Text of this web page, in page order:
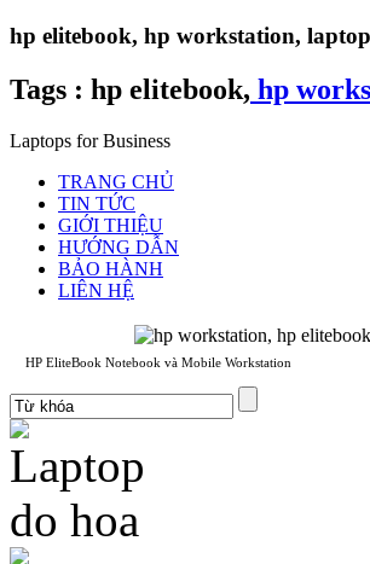
hp elitebook, hp workstation,
Tags : hp elitebook, hp
Laptops for Business
TRANG CHỦ
TIN TỨC
GIỚI THIỆU
HƯỚNG DẪN
BẢO HÀNH
LIÊN HỆ
HP EliteBook Notebook và Mobile Workstation